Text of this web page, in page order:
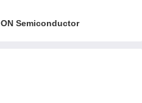
ON Semiconductor